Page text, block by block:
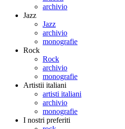
archivio
Jazz
Jazz
archivio
monografie
Rock
Rock
archivio
monografie
Artistii italiani
artisti italiani
archivio
monografie
I nostri preferiti